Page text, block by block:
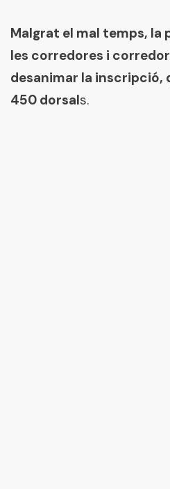
Malgrat el mal temps, la
les corredores i
desanimar la inscripció,
450 dorsals.